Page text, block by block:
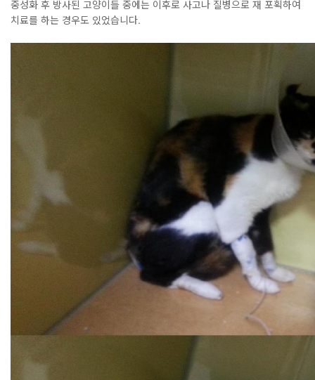
중성화 후 방사된 고양이들 중에는 이후로 사고나 질병으로 재 포획하여
치료를 하는 경우도 있었습니다.